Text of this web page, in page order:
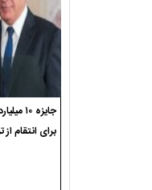
جایزه
برای انتقام